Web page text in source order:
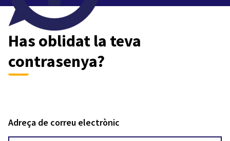
Has oblidat la teva
contrasenya?
Adreça de correu electrònic